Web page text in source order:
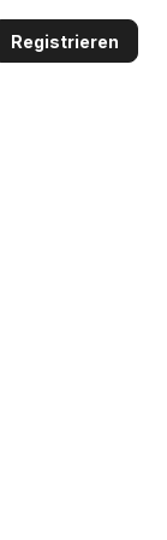
Registrieren